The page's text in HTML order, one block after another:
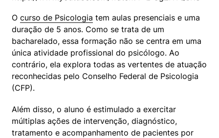
O curso de Psicologia tem aulas presenciais e uma
duração de 5 anos. Como se trata de um
bacharelado, essa formação não se centra em uma
única atividade profissional do psicólogo. Ao
contrário, ela explora todas as vertentes de atuação
reconhecidas pelo Conselho Federal de Psicologia
(CFP).
Além disso, o aluno é estimulado a exercitar
múltiplas ações de intervenção, diagnóstico,
tratamento e acompanhamento de pacientes por